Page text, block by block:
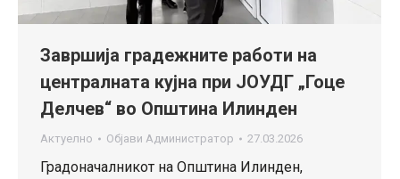
Завршија градежните работи на
централната кујна при ЈОУДГ „Гоце
Делчев“ во Општина Илинден
Актуелно Објави Администратор 27.03.2026
Градоначалникот на Општина Илинден,